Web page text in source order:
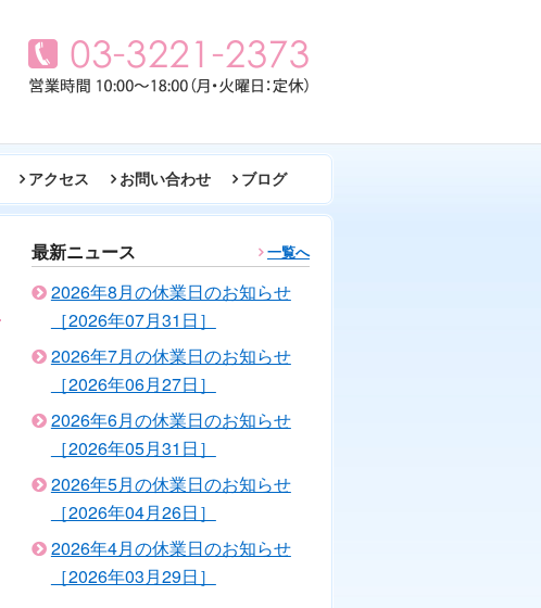
アクセス お問い合わせ ブログ
最新ニュース 一覧へ
2026年8月の休業日のお知らせ
［2026年07月31日］
2026年7月の休業日のお知らせ
［2026年06月27日］
2026年6月の休業日のお知らせ
［2026年05月31日］
2026年5月の休業日のお知らせ
［2026年04月26日］
2026年4月の休業日のお知らせ
［2026年03月29日］